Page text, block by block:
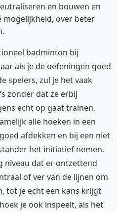
en bouwen en
mogelijkheid, over beter
badminton bij
als je de oefeningen goed
spelers, zul je het vaak
zonder dat ze erbij
echt op gaat trainen,
alle hoeken in een
afdekken en bij een niet
het initiatief nemen.
niveau dat er ontzettend
of ver van de lijnen om
tot je echt een kans krijgt
je ook inspeelt, als het